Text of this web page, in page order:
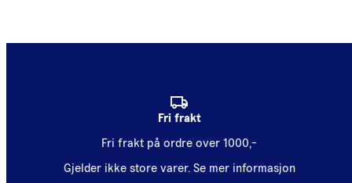
Fri frakt
Fri frakt på ordre over 1000,-
Gjelder ikke store varer. Se mer informasjon